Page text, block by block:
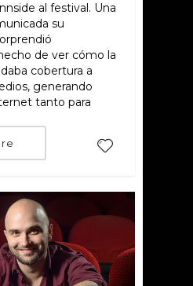
al festival. Una
su
de ver cómo la
cobertura a
generando
tanto para